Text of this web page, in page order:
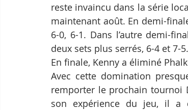
reste invaincu dans la série
maintenant août. En demi-
6-0, 6-1. Dans l’autre demi-
deux sets plus serrés, 6-4 et 7-5.
En finale, Kenny a éliminé
Avec cette domination
remporter le prochain tournoi
son expérience du jeu, il a